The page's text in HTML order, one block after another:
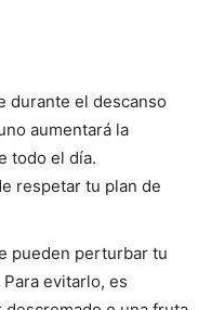
durante el descanso
aumentará la
todo el día.
respetar tu plan de
pueden perturbar tu
evitarlo, es